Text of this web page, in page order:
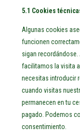
5.1 Cookies
Algunas cookies
funcionen
sigan
facilitamos la visita
necesitas introducir
cuando visitas
permanecen en tu
pagado. Podemos
consentimiento.